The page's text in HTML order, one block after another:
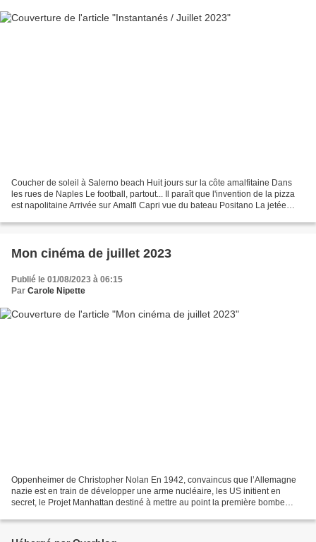
Coucher de soleil à Salerno beach Huit jours sur la côte amalfitaine Dans
les rues de Naples Le football, partout... Il paraît que l'invention de la pizza
est napolitaine Arrivée sur Amalfi Capri vue du bateau Positano La jetée
Mon cinéma de juillet 2023
Publié le 01/08/2023 à 06:15
Par Carole Nipette
Oppenheimer de Christopher Nolan En 1942, convaincus que l’Allemagne
nazie est en train de développer une arme nucléaire, les US initient en
secret, le Projet Manhattan destiné à mettre au point la première bombe